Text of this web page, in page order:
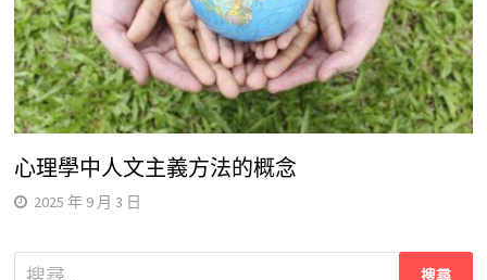
心理學中人文主義方法的概念
2025 年 9 月 3 日
搜